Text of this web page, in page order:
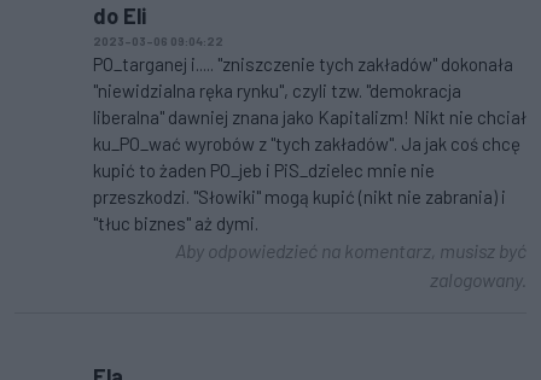
do Eli
2023-03-06 09:04:22
PO_targanej i..... "zniszczenie tych zakładów" dokonała
"niewidzialna ręka rynku", czyli tzw. "demokracja
liberalna" dawniej znana jako Kapitalizm! Nikt nie chciał
ku_PO_wać wyrobów z "tych zakładów". Ja jak coś chcę
kupić to żaden PO_jeb i PiS_dzielec mnie nie
przeszkodzi. "Słowiki" mogą kupić (nikt nie zabrania) i
"tłuc biznes" aż dymi.
Aby odpowiedzieć na komentarz, musisz być
zalogowany.